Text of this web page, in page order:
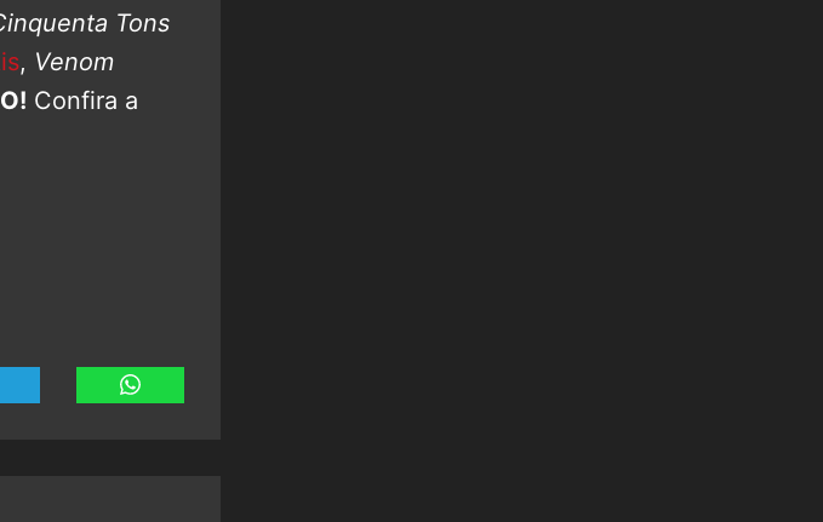
Tons
, Venom
Confira a